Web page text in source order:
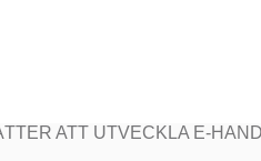
ATT UTVECKLA E-